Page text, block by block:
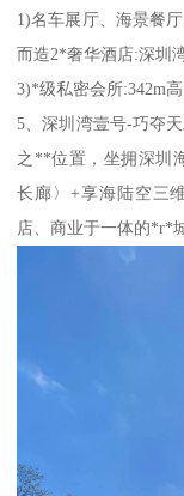
1)名车展厅、海景餐
而造2*奢华酒店:深圳
3)*级私密会所:342m
5、深圳湾壹号-巧夺
之**位置，坐拥深圳
长廊〉+享海陆空三
店、商业于一体的*r*